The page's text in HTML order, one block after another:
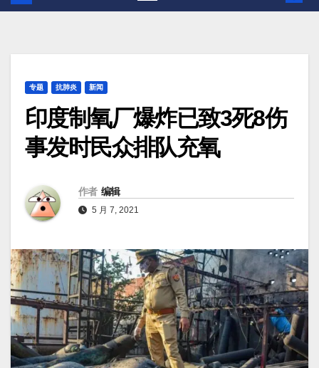
专题 抗肺炎 新闻
印度制氧厂爆炸已致3死8伤
事发时民众排队充氧
作者 编辑
5 月 7, 2021